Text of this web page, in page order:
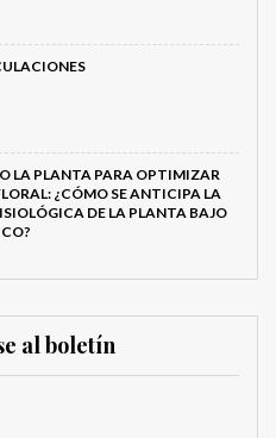
LA PLANTA PARA OPTIMIZAR
¿CÓMO SE ANTICIPA LA
DE LA PLANTA BAJO
al boletín